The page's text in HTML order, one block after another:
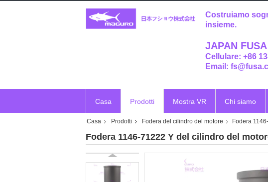
Costruiamo
insieme.
JAPAN
Cellulare: +86
Email:
Casa Prodotti Mostra VR Chi siamo
Casa Prodotti Fodera del cilindro del motore Fodera
Fodera 1146-71222 Y del cilindro del